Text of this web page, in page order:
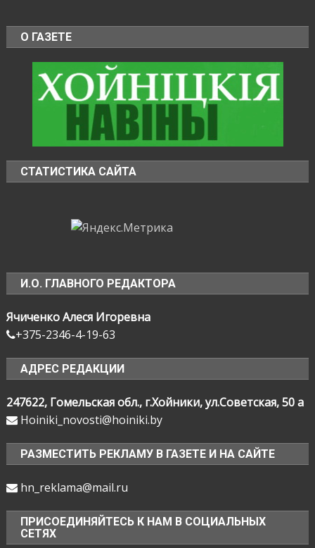
О ГАЗЕТЕ
СТАТИСТИКА САЙТА
И.О. ГЛАВНОГО РЕДАКТОРА
Ячиченко Алеся Игоревна
+375-2346-4-19-63
АДРЕС РЕДАКЦИИ
247622, Гомельская обл., г.Хойники, ул.Советская, 50 а
Hoiniki_novosti@hoiniki.by
РАЗМЕСТИТЬ РЕКЛАМУ В ГАЗЕТЕ И НА САЙТЕ
hn_reklama@mail.ru
ПРИСОЕДИНЯЙТЕСЬ К НАМ В СОЦИАЛЬНЫХ
СЕТЯХ